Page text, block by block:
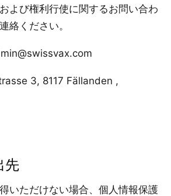
よび権利行使に関するお問い合わ
絡ください。
3, 8117 Fällanden ,
先
いただけない場合、個人情報保護